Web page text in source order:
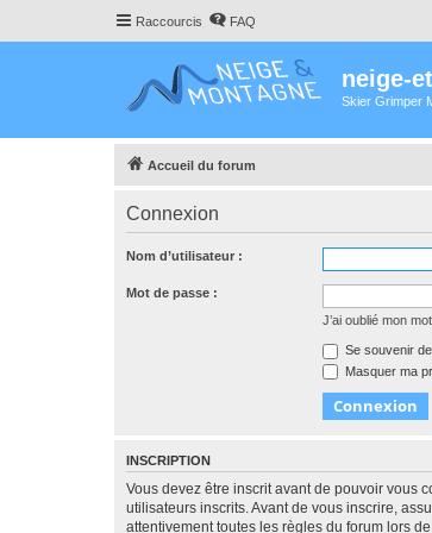
Raccourcis FAQ
neige-
Skier Grimper
Accueil du forum
Connexion
Nom d’utilisateur :
Mot de passe :
J’ai oublié mon
Se souvenir
Masquer ma
INSCRIPTION
Vous devez être inscrit avant de pouvoir vous
utilisateurs inscrits. Avant de vous inscrire,
attentivement toutes les règles du forum lors